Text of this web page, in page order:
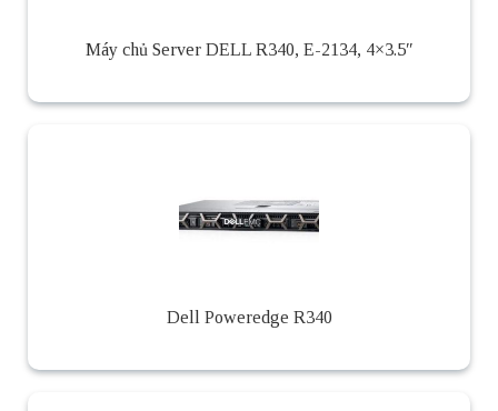
Máy chủ Server DELL R340, E-2134, 4×3.5″
Dell Poweredge R340